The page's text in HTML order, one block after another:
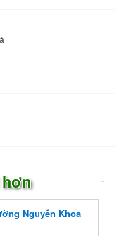
Nguyễn Khoa